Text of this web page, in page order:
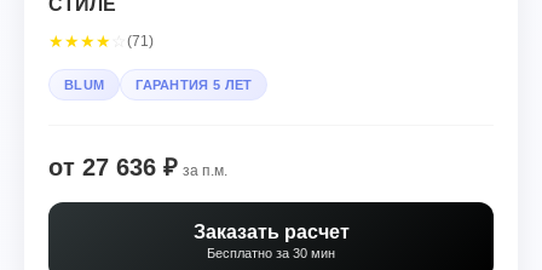
★★★★ (71)
BLUM ГАРАНТИЯ 5 ЛЕТ
от 27 636 ₽ за п.м.
Заказать расчет
Бесплатно за 30 мин